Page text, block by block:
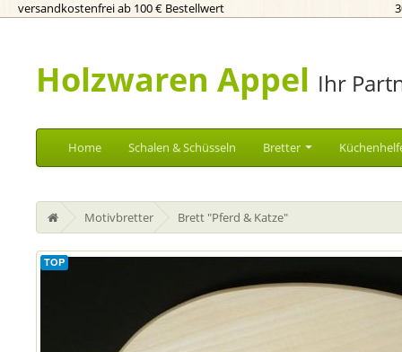
versandkostenfrei ab 100 € Bestellwert
Holzwaren Appel Ihr
Home Schalen & Schüsseln Bretter
Motivbretter Brett "Pferd & Katze"
TOP